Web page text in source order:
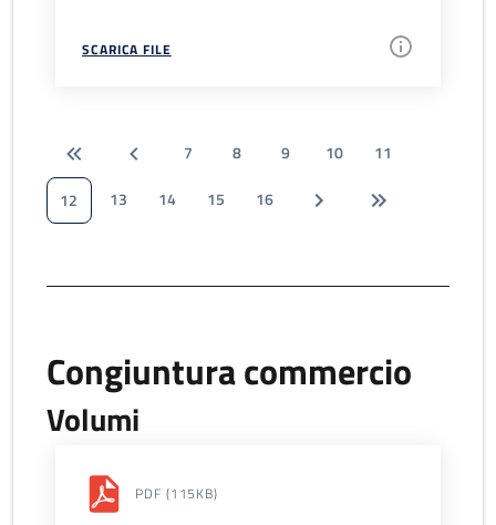
SCARICA FILE
7 8 9 10
11
12
13 14 15 16
Congiuntura commercio
Volumi
PDF (115KB)